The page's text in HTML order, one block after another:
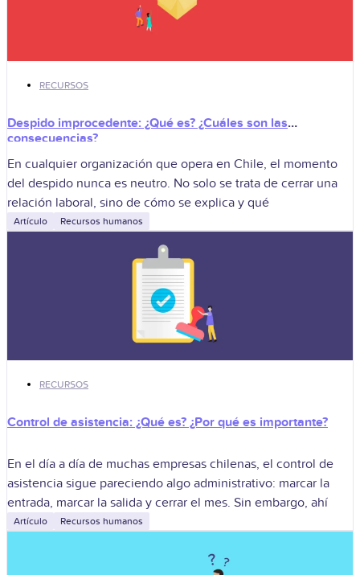
RECURSOS
Despido improcedente: ¿Qué es? ¿Cuáles son las
consecuencias?
En cualquier organización que opera en Chile, el momento
del despido nunca es neutro. No solo se trata de cerrar una
relación laboral, sino de cómo se explica y qué
Artículo Recursos humanos
RECURSOS
Control de asistencia: ¿Qué es? ¿Por qué es importante?
En el día a día de muchas empresas chilenas, el control de
asistencia sigue pareciendo algo administrativo: marcar la
entrada, marcar la salida y cerrar el mes. Sin embargo, ahí
Artículo Recursos humanos